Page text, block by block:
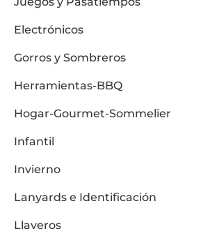
Electrónicos
Gorros y Sombreros
Herramientas-BBQ
Hogar-Gourmet-Sommelier
Infantil
Invierno
Lanyards e Identificación
Llaveros